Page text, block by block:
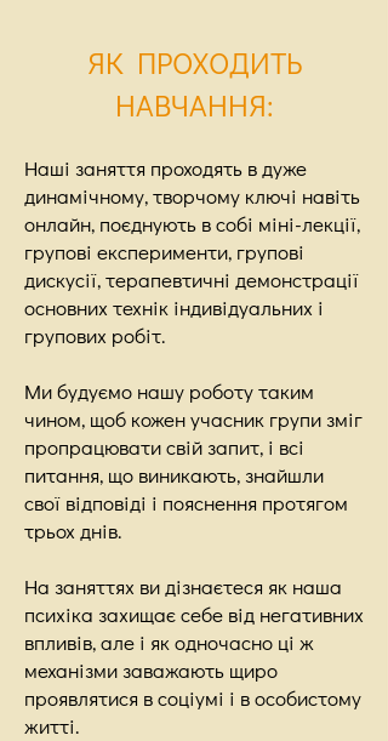
ЯК ПРОХОДИТЬ
НАВЧАННЯ:
Наші заняття проходять в дуже
динамічному, творчому ключі навіть
онлайн, поєднують в собі міні-лекції,
групові експерименти, групові
дискусії, терапевтичні демонстрації
основних технік індивідуальних і
групових робіт.
Ми будуємо нашу роботу таким
чином, щоб кожен учасник групи зміг
пропрацювати свій запит, і всі
питання, що виникають, знайшли
свої відповіді і пояснення протягом
трьох днів.
На заняттях ви дізнаєтеся як наша
психіка захищає себе від негативних
впливів, але і як одночасно ці ж
механізми заважають щиро
проявлятися в соціумі і в особистому
житті.